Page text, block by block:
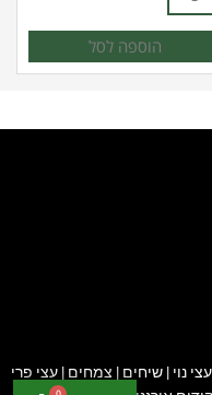
הוספה לסל
זר-אביב עצי נוי | שיחים | צמחים | עצי פרי